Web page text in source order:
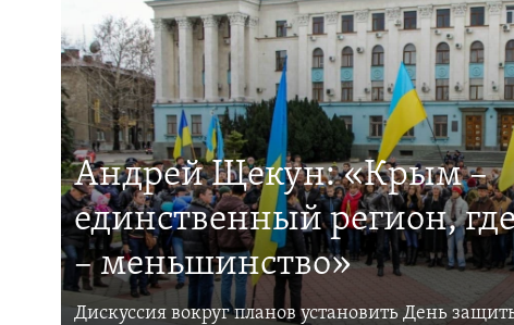
Андрей Щекун: «Крым –
единственный регион,
– меньшинство»
Дискуссия вокруг планов установить День